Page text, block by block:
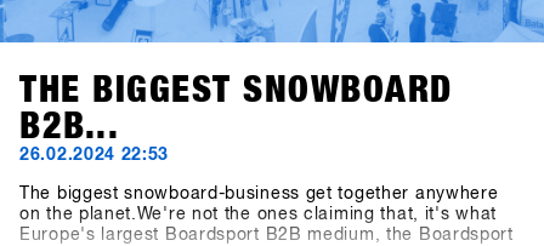
THE BIGGEST SNOWBOARD
B2B...
26.02.2024 22:53
The biggest snowboard-business get together anywhere
on the planet.We're not the ones claiming that, it's what
Europe's largest Boardsport B2B medium, the Boardsport